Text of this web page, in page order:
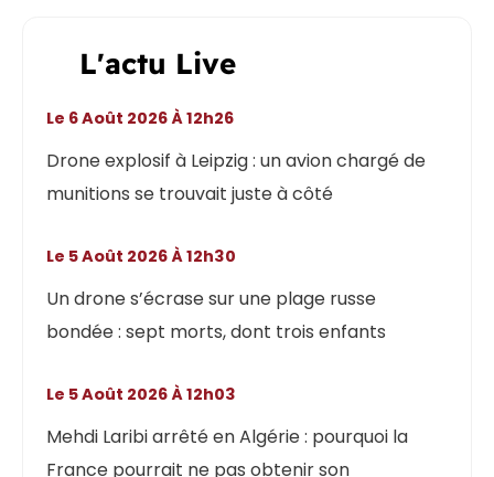
L'actu Live
Drone explosif à Leipzig : un avion chargé de
munitions se trouvait juste à côté
Le 6 Août 2026 À 12h26
Un drone s’écrase sur une plage russe
bondée : sept morts, dont trois enfants
Le 5 Août 2026 À 12h30
Mehdi Laribi arrêté en Algérie : pourquoi la
France pourrait ne pas obtenir son
Le 5 Août 2026 À 12h03